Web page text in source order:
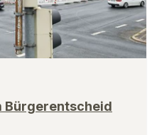
Bürgerentscheid